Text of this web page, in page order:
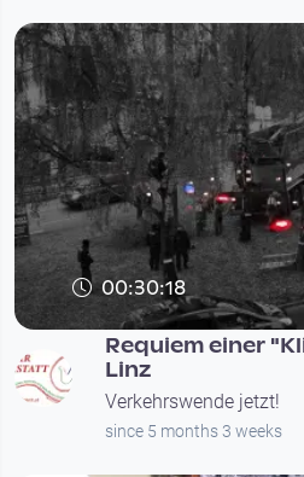
00:30:18
Requiem einer
Linz
Verkehrswende jetzt!
since 5 months 3 weeks